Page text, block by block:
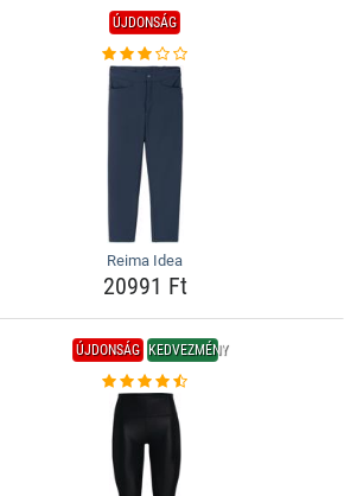
ÚJDONSÁG
Reima Idea
20991 Ft
ÚJDONSÁG KEDVEZMÉNY